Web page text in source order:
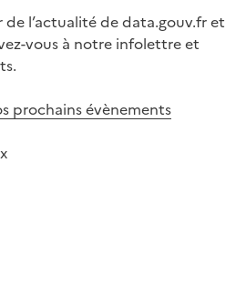
de l’actualité de data.gouv.fr et
vous à notre infolettre et
prochains évènements